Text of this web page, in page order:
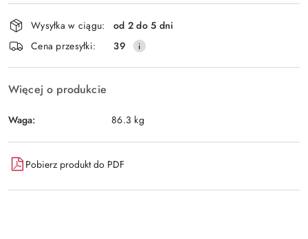
Wyślij
Dostępność
i
dostawa
Wysyłka w ciągu:
od 2 do 5 dni
Cena przesyłki:
39
Więcej o produkcie
Waga: 86.3 kg
Pobierz produkt do PDF